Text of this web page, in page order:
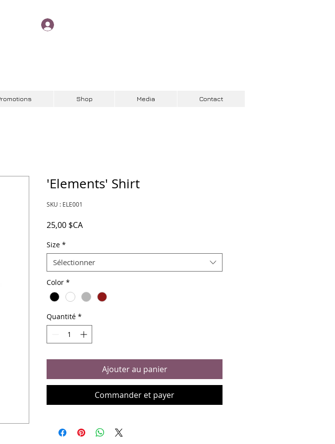
Shop Media Contact
'Elements' Shirt
SKU : ELE001
25,00 $CAPrix
Size *
Sélectionner
Color *
Quantité *
Ajouter au panier
Commander et payer